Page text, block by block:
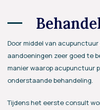
Door middel van
aandoeningen zeer goed te
manier waarop acupunctuur
onderstaande behandeling.
Tijdens het eerste consult